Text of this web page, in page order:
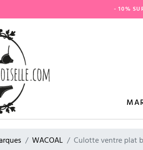
- 10%
WACOAL Culotte ventre plat